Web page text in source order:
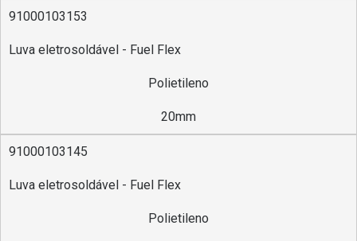
91000103153
Luva eletrosoldável - Fuel Flex
Polietileno
20mm
91000103145
Luva eletrosoldável - Fuel Flex
Polietileno